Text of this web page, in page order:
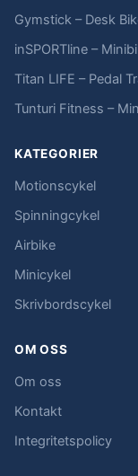
Gymstick – Desk
inSPORTline –
Titan LIFE – Pedal
Tunturi Fitness –
KATEGORIER
Motionscykel
Spinningcykel
Airbike
Minicykel
Skrivbordscykel
OM OSS
Om oss
Kontakt
Integritetspolicy